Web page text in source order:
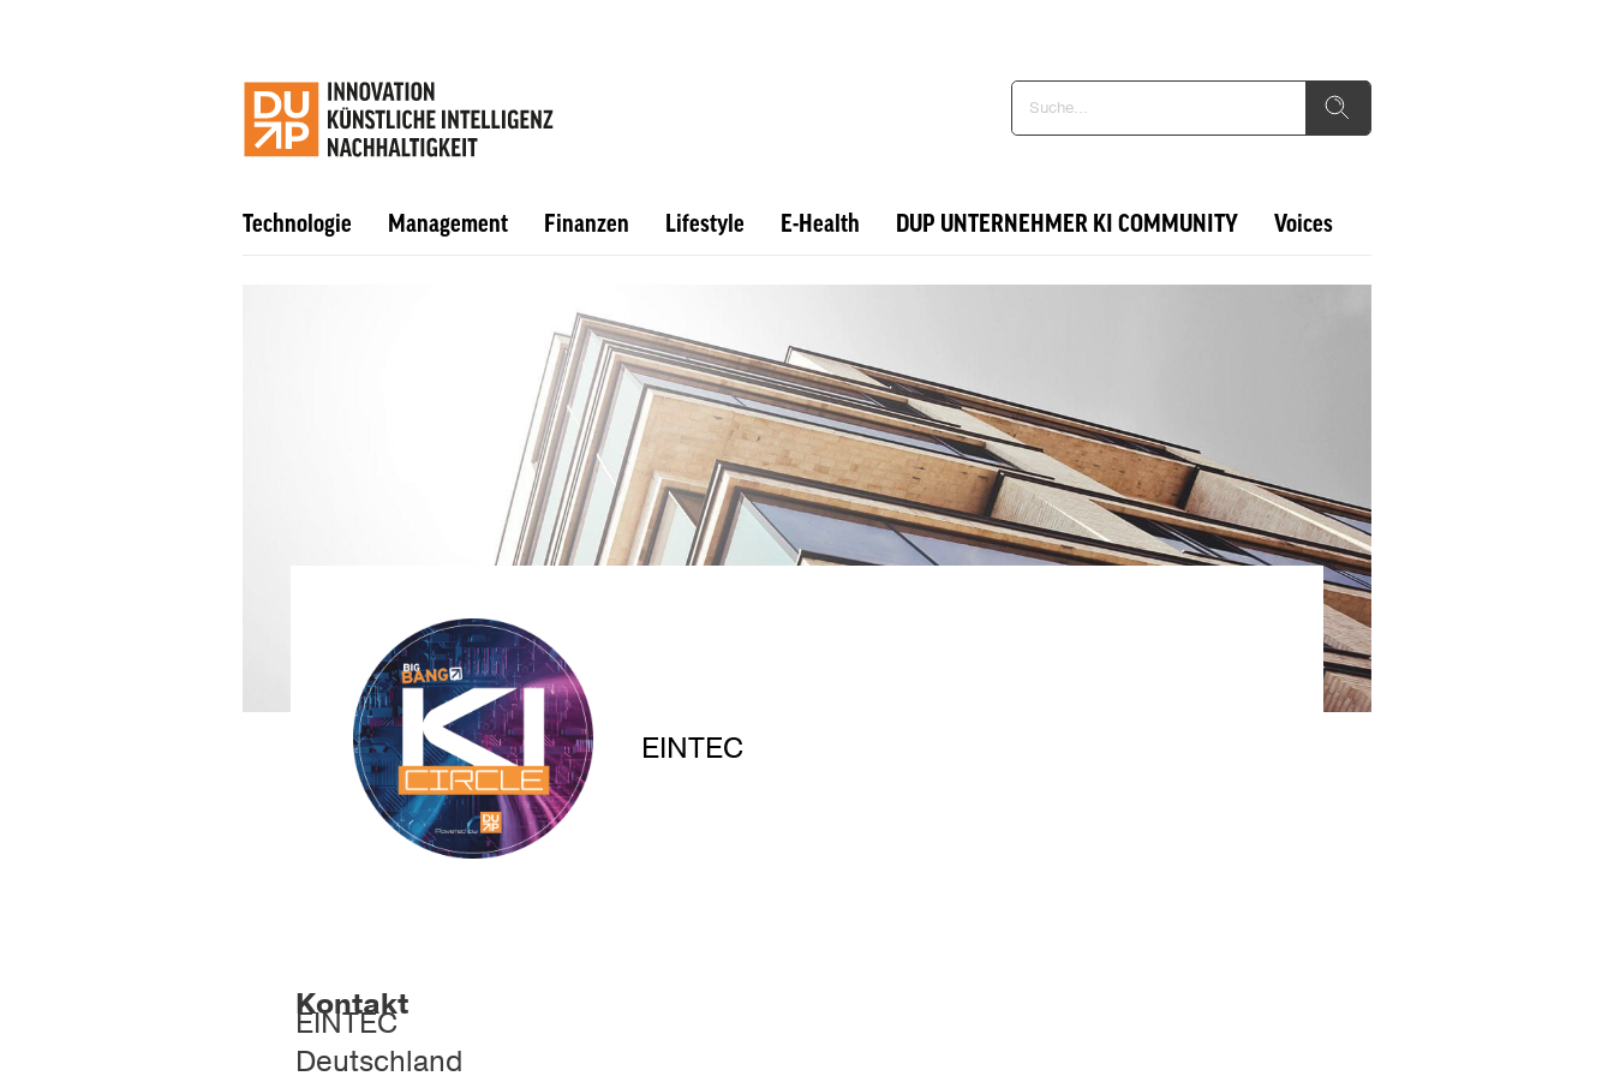
Technologie Management Finanzen Lifestyle E-Health DUP UNTERNEHMER KI COMMUNITY Voices
EINTEC
Kontakt
EINTEC
Deutschland